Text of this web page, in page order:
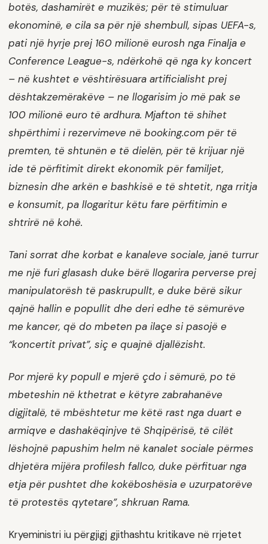
botës, dashamirët e muzikës; për të stimuluar
ekonominë, e cila sa për një shembull, sipas UEFA-s,
pati një hyrje prej 160 milionë eurosh nga Finalja e
Conference League-s, ndërkohë që nga ky koncert
– në kushtet e vështirësuara artificialisht prej
dështakzemërakëve – ne llogarisim jo më pak se
100 milionë euro të ardhura. Mjafton të shihet
shpërthimi i rezervimeve në booking.com për të
premten, të shtunën e të dielën, për të krijuar një
ide të përfitimit direkt ekonomik për familjet,
biznesin dhe arkën e bashkisë e të shtetit, nga rritja
e konsumit, pa llogaritur këtu fare përfitimin e
shtrirë në kohë.
Tani sorrat dhe korbat e kanaleve sociale, janë turrur
me një furi glasash duke bërë llogarira perverse prej
manipulatorësh të paskrupullt, e duke bërë sikur
qajnë hallin e popullit dhe deri edhe të sëmurëve
me kancer, që do mbeten pa ilaçe si pasojë e
“koncertit privat”, siç e quajnë djallëzisht.
Por mjerë ky popull e mjerë çdo i sëmurë, po të
mbeteshin në kthetrat e këtyre zabrahanëve
digjitalë, të mbështetur me këtë rast nga duart e
armiqve e dashakëqinjve të Shqipërisë, të cilët
lëshojnë papushim helm në kanalet sociale përmes
dhjetëra mijëra profilesh fallco, duke përfituar nga
etja për pushtet dhe kokëboshësia e uzurpatorëve
të protestës qytetare”, shkruan Rama.
Kryeministri iu përgjigj gjithashtu kritikave në rrjetet